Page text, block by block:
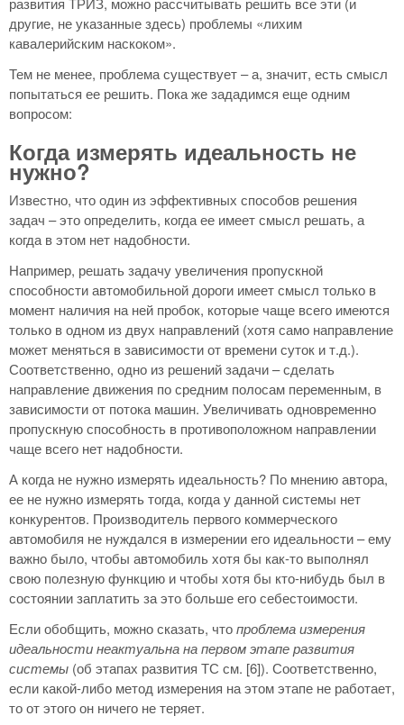
другие, не указанные здесь) проблемы «лихим
кавалерийским наскоком».
Тем не менее, проблема существует – а, значит, есть смысл
попытаться ее решить. Пока же зададимся еще одним
вопросом:
Когда измерять идеальность не
нужно?
Известно, что один из эффективных способов решения
задач – это определить, когда ее имеет смысл решать, а
когда в этом нет надобности.
Например, решать задачу увеличения пропускной
способности автомобильной дороги имеет смысл только в
момент наличия на ней пробок, которые чаще всего имеются
только в одном из двух направлений (хотя само направление
может меняться в зависимости от времени суток и т.д.).
Соответственно, одно из решений задачи – сделать
направление движения по средним полосам переменным, в
зависимости от потока машин. Увеличивать одновременно
пропускную способность в противоположном направлении
чаще всего нет надобности.
А когда не нужно измерять идеальность? По мнению автора,
ее не нужно измерять тогда, когда у данной системы нет
конкурентов. Производитель первого коммерческого
автомобиля не нуждался в измерении его идеальности – ему
важно было, чтобы автомобиль хотя бы как-то выполнял
свою полезную функцию и чтобы хотя бы кто-нибудь был в
состоянии заплатить за это больше его себестоимости.
Если обобщить, можно сказать, чтопроблема измерения
идеальности неактуальна на первом этапе развития
системы (об этапах развития ТС см. [6]). Соответственно,
если какой-либо метод измерения на этом этапе не работает,
то от этого он ничего не теряет.